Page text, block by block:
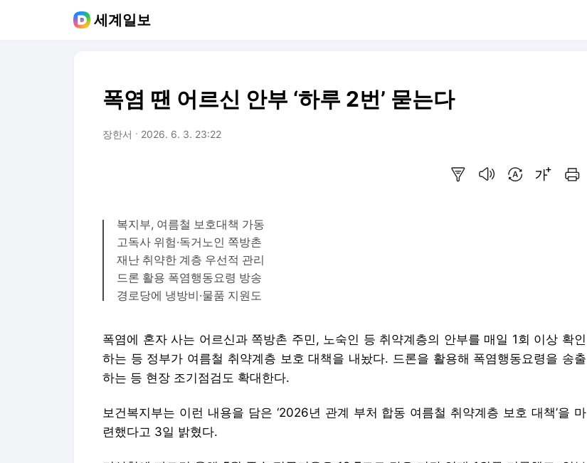
세계일보
폭염 땐 어르신 안부 ‘하루 2번’ 묻는다
장한서 2026. 6. 3. 23:22
복지부, 여름철 보호대책 가동
고독사 위험·독거노인 쪽방촌
재난 취약한 계층 우선적 관리
드론 활용 폭염행동요령 방송
경로당에 냉방비·물품 지원도
폭염에 혼자 사는 어르신과 쪽방촌 주민, 노숙인 등 취약계층의 안부를 매일 1회 이상 확인
하는 등 정부가 여름철 취약계층 보호 대책을 내놨다. 드론을 활용해 폭염행동요령을 송출
하는 등 현장 조기점검도 확대한다.
보건복지부는 이런 내용을 담은 ‘2026년 관계 부처 합동 여름철 취약계층 보호 대책’을 마
련했다고 3일 밝혔다.